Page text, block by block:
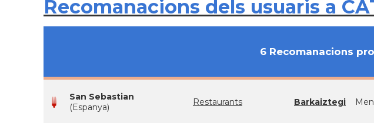
Recomanacions dels usuaris a
6 Recomanacions
San Sebastian
(Espanya)
Restaurants Barkaiztegi